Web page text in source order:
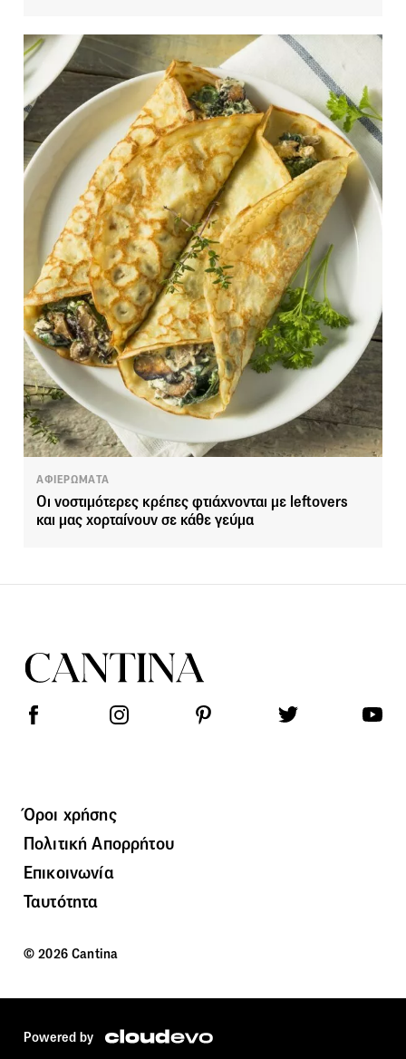
ΑΦΙΕΡΩΜΑΤΑ
Οι νοστιμότερες κρέπες φτιάχνονται με leftovers
και μας χορταίνουν σε κάθε γεύμα
Όροι χρήσης
Πολιτική Απορρήτου
Επικοινωνία
Ταυτότητα
© 2026 Cantina
Powered by